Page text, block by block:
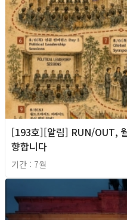
[193호][알림] RUN/OUT,
향합니다
기간 : 7월